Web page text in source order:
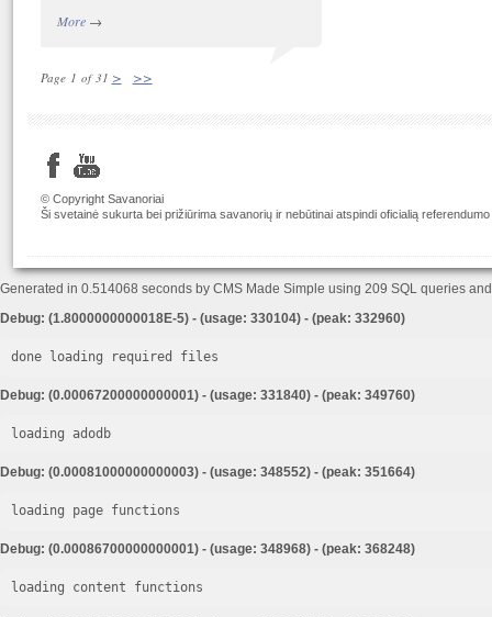
More→
Page 1 of 31 > >>
© Copyright Savanoriai
Ši svetainė sukurta bei prižiūrima savanorių ir nebūtinai atspindi oficialią
Generated in 0.514068 seconds by CMS Made Simple using 209 SQL queries
Debug: (1.8000000000018E-5) - (usage: 330104) - (peak: 332960)
done loading required files
Debug: (0.00067200000000001) - (usage: 331840) - (peak: 349760)
loading adodb
Debug: (0.00081000000000003) - (usage: 348552) - (peak: 351664)
loading page functions
Debug: (0.00086700000000001) - (usage: 348968) - (peak: 368248)
loading content functions